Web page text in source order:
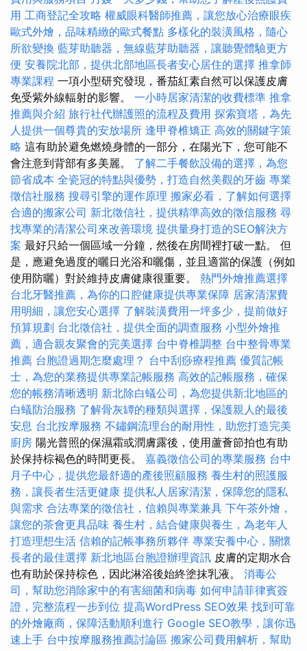
用 工商登記全攻略 權威眼科醫師推薦，讓您放心治療眼疾
歐式外燴，品味精緻的歐式餐點 多樣化的裝潢風格，隨心
所欲變換 藍芽助聽器，無線藍芽助聽器，讓聽覺體驗更方
便 安養院北部，提供北部地區長者安心居住的選擇 推拿師
專業課程 一項小型研究發現，番茄紅素自然可以保護皮膚
免受紫外線輻射的影響。 一小時居家清潔的收費標準 推拿
推薦與介紹 旅行社代辦護照的流程及費用 探索寶塔，為先
人提供一個尊貴的安放場所 逢甲脊椎矯正 高效的關鍵字策
略 這有助於避免燃燒身體的一部分，在陽光下，您可能不
會注意到背部有多美麗。 了解二手餐飲設備的選擇，為您
節省成本 全瓷冠的特點與優勢，打造自然美觀的牙齒 專業
徵信社服務 搜尋引擎的運作原理 搬家必看，了解如何選擇
合適的搬家公司 新北徵信社，提供精準高效的徵信服務 尋
找專業的清潔公司來改善環境 提供量身打造的SEO解決方
案 最好只給一個區域一分鐘，然後在房間裡打破一點。 但
是，應避免過度的曬日光浴和曬傷，並且適當的保護（例如
使用防曬）對於維持皮膚健康很重要。 熱門外燴推薦選擇
台北牙醫推薦，為你的口腔健康提供專業保障 居家清潔費
用明細，讓您安心選擇 了解裝潢費用一坪多少，提前做好
預算規劃 台北徵信社，提供全面的調查服務 小型外燴推
薦，適合親友聚會的完美選擇 台中脊椎調整 台中整骨專業
推薦 台胞證過期怎麼處理？ 台中刮痧療程推薦 優質記帳
士，為您的業務提供專業記帳服務 高效的記帳服務，確保
您的帳務清晰透明 新北除白蟻公司，為您提供新北地區的
白蟻防治服務 了解骨灰罈的種類與選擇，保護親人的最後
安息 台北按摩服務 不鏽鋼流理台的耐用性，助您打造完美
廚房 陽光普照的保濕霜或潤膚露後，使用蘆薈節拍也有助
於保持棕褐色的時間更長。 嘉義徵信公司的專業服務 台中
月子中心，提供您最舒適的產後照顧服務 養生村的照護服
務，讓長者生活更健康 提供私人居家清潔，保障您的隱私
與需求 合法專業的徵信社，信賴與專業兼具 下午茶外燴，
讓您的茶會更具品味 養生村，結合健康與養生，為老年人
打造理想生活 信賴的記帳事務所夥伴 專業安養中心，關懷
長者的最佳選擇 新北地區台胞證辦理資訊 皮膚的定期水合
也有助於保持棕色，因此淋浴後始終塗抹乳液。 消毒公
司，幫助您消除家中的有害細菌和病毒 如何申請菲律賓簽
證，完整流程一步到位 提高WordPress SEO效果 找到可靠
的外燴廠商，保障活動順利進行 Google SEO教學，讓你迅
速上手 台中按摩服務推薦討論區 搬家公司費用解析，幫助